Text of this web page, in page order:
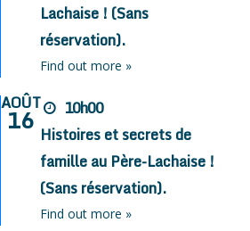
Lachaise ! (Sans
réservation).
Find out more »
AOÛT
16
10h00
Histoires et secrets de
famille au Père-Lachaise !
(Sans réservation).
Find out more »